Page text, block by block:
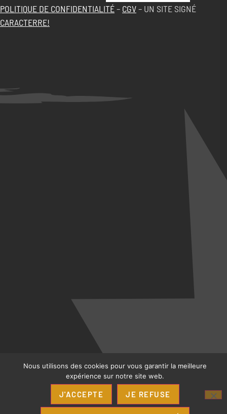
POLITIQUE DE CONFIDENTIALITÉ– CGV– UN SITE SIGNÉ
CARACTERRE!
Nous utilisons des cookies pour vous garantir la meilleure
expérience sur notre site web.
J'ACCEPTE JE REFUSE